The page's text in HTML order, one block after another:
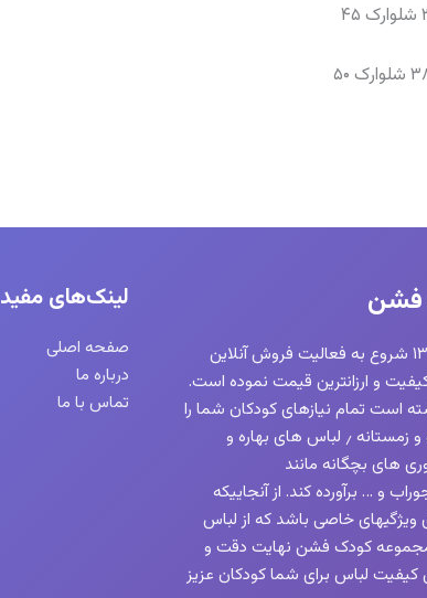
فشن
کودک فشن از سال ۱۳۹۸ شروع به فعالیت فروش آنلاین
و ارزانترین قیمت نموده است.
است تمام نیازهای کودکان شما را
اعم از لباس های پاییزه و زمستانه ٫ لباس های بهاره و
اکسسوری های بچگانه مانند
و … برآورده کند. از آنجاییکه
ویژگیهای خاصی باشد که از لباس
کودک فشن نهایت دقت و
کیفیت لباس برای شما کودکان عزیز
لینک‌های مفید
صفحه اصلی
درباره ما
تماس با ما